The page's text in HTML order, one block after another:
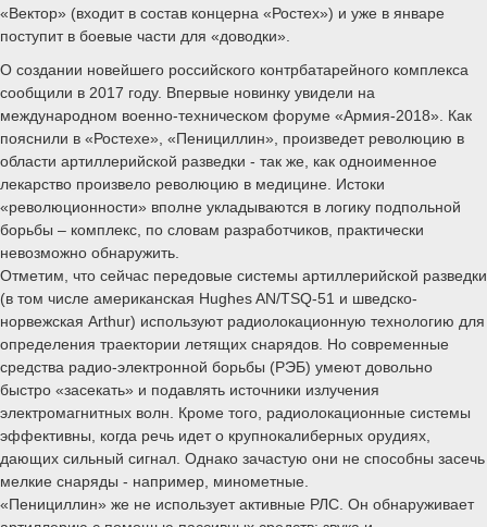
«Вектор» (входит в состав концерна «Ростех») и уже в январе
поступит в боевые части для «доводки».
О создании новейшего российского контрбатарейного комплекса
сообщили в 2017 году. Впервые новинку увидели на
международном военно-техническом форуме «Армия-2018». Как
пояснили в «Ростехе», «Пенициллин», произведет революцию в
области артиллерийской разведки - так же, как одноименное
лекарство произвело революцию в медицине. Истоки
«революционности» вполне укладываются в логику подпольной
борьбы – комплекс, по словам разработчиков, практически
невозможно обнаружить.
Отметим, что сейчас передовые системы артиллерийской разведки
(в том числе американская Hughes AN/TSQ-51 и шведско-
норвежская Arthur) используют радиолокационную технологию для
определения траектории летящих снарядов. Но современные
средства радио-электронной борьбы (РЭБ) умеют довольно
быстро «засекать» и подавлять источники излучения
электромагнитных волн. Кроме того, радиолокационные системы
эффективны, когда речь идет о крупнокалиберных орудиях,
дающих сильный сигнал. Однако зачастую они не способны засечь
мелкие снаряды - например, минометные.
«Пенициллин» же не использует активные РЛС. Он обнаруживает